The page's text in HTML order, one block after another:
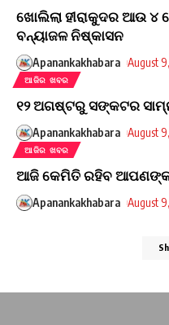
ଖୋଲିଲା ହୀରାକୁଦର ଆଉ ୪
ବନ୍ୟାଜଳ ନିଷ୍କାସନ
Apanankakhabara August
ଆଜିର ଖବର
୧୨ ଅଗଷ୍ଟରୁ ସଙ୍କଟର
Apanankakhabara August
ଆଜିର ଖବର
ଆଜି କେମିତି ରହିବ
Apanankakhabara August